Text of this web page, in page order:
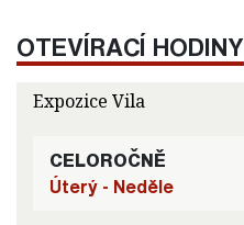
OTEVÍRACÍ HODINY
Expozice Vila
CELOROČNĚ
Úterý - Neděle